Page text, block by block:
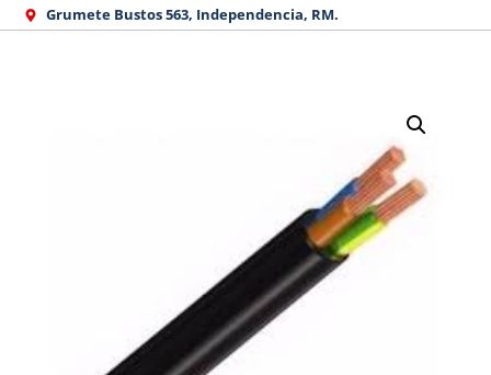
Grumete Bustos 563, Independencia, RM.